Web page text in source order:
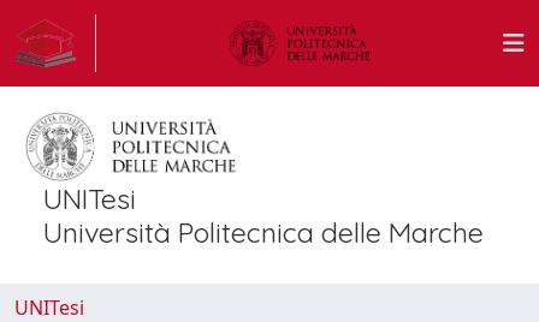
UNITesi
Università Politecnica delle Marche
UNITesi